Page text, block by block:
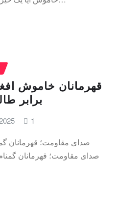
قهرمانان خاموش
برابر
1
صدای مقاومت؛ قهرمانان
صدای مقاومت؛ قهرمانان